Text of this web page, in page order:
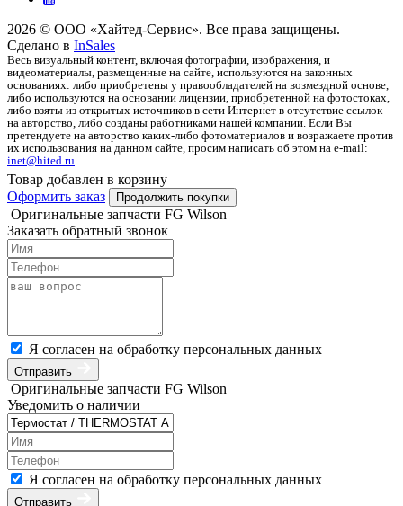
2026 © ООО «Хайтед-Сервис». Все права защищены.
Сделано в InSales
Весь визуальный контент, включая фотографии, изображения, и
видеоматериалы, размещенные на сайте, используются на законных
основаниях: либо приобретены у правообладателей на возмездной основе,
либо используются на основании лицензии, приобретенной на фотостоках,
либо взяты из открытых источников в сети Интернет в отсутствие ссылок
на авторство, либо созданы работниками нашей компании. Если Вы
претендуете на авторство каких-либо фотоматериалов и возражаете против
их использования на данном сайте, просим написать об этом на e-mail:
inet@hited.ru
Товар добавлен в корзину
Оформить заказ
Продолжить покупки
Оригинальные запчасти FG Wilson
Заказать обратный звонок
Я согласен на обработку персональных данных
Отправить
Оригинальные запчасти FG Wilson
Уведомить о наличии
Я согласен на обработку персональных данных
Отправить